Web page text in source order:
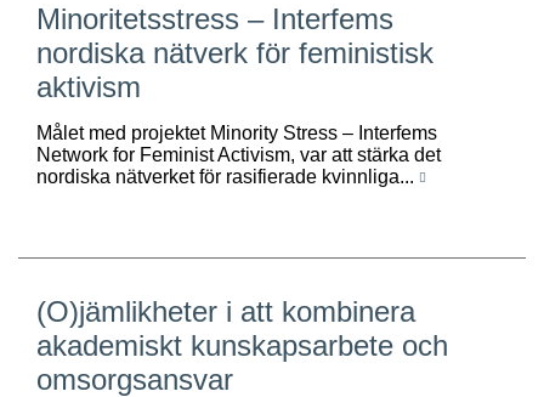
Minoritetsstress – Interfems
nordiska nätverk för feministisk
aktivism
Målet med projektet Minority Stress – Interfems
Network for Feminist Activism, var att stärka det
nordiska nätverket för rasifierade kvinnliga...
(O)jämlikheter i att kombinera
akademiskt kunskapsarbete och
omsorgsansvar